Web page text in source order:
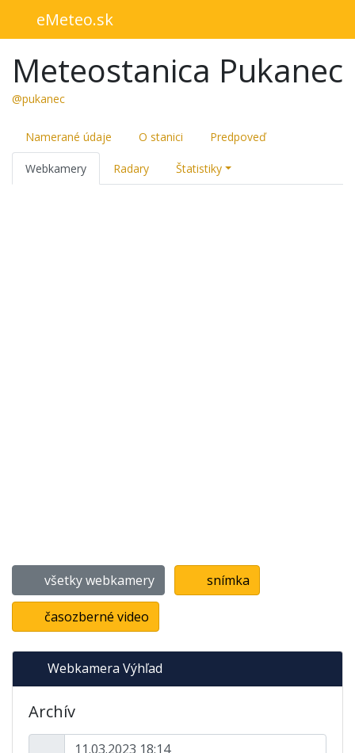
eMeteo.sk
Meteostanica Pukanec
@pukanec
Namerané údaje O stanici Predpoveď
Webkamery Radary Štatistiky
všetky webkamery snímka
časozberné video
Webkamera Výhľad
Archív